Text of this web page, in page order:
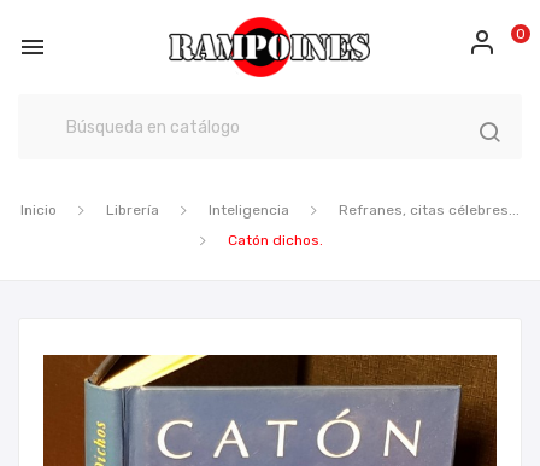
 0
Inicio Librería Inteligencia
Refranes, citas célebres...
Catón dichos.